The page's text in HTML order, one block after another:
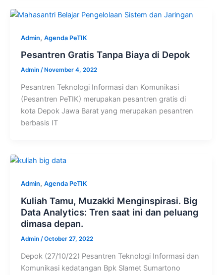
Admin, Agenda PeTIK
Pesantren Gratis Tanpa Biaya di Depok
Admin / November 4, 2022
Pesantren Teknologi Informasi dan Komunikasi
(Pesantren PeTIK) merupakan pesantren gratis di
kota Depok Jawa Barat yang merupakan pesantren
berbasis IT
Admin, Agenda PeTIK
Kuliah Tamu, Muzakki Menginspirasi. Big
Data Analytics: Tren saat ini dan peluang
dimasa depan.
Admin /October 27, 2022
Depok (27/10/22) Pesantren Teknologi Informasi dan
Komunikasi kedatangan Bpk Slamet Sumartono